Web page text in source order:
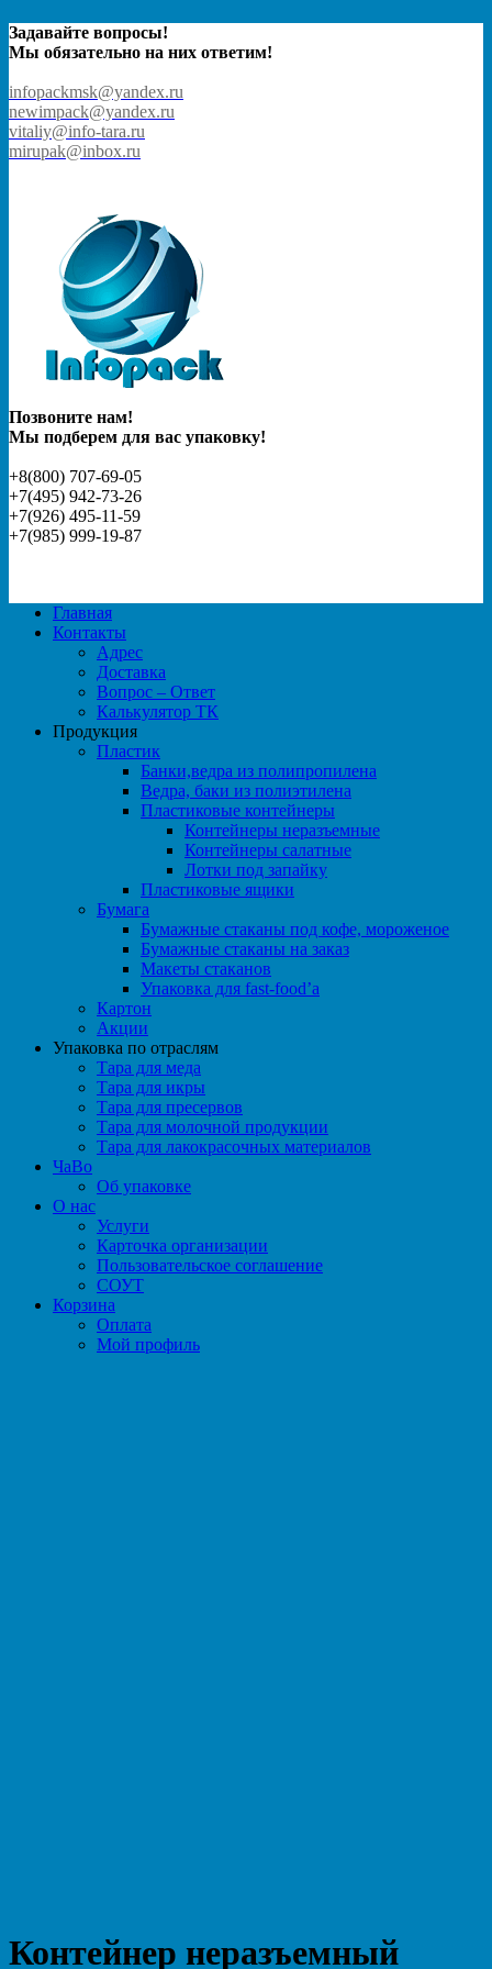
Задавайте вопросы!
Мы обязательно на них ответим!
infopackmsk@yandex.ru
newimpack@yandex.ru
vitaliy@info-tara.ru
mirupak@inbox.ru
Позвоните нам!
Мы подберем для вас упаковку!
+8(800) 707-69-05
+7(495) 942-73-26
+7(926) 495-11-59
+7(985) 999-19-87
Главная
Контакты
Адрес
Доставка
Вопрос – Ответ
Калькулятор ТК
Продукция
Пластик
Банки,ведра из полипропилена
Ведра, баки из полиэтилена
Пластиковые контейнеры
Контейнеры неразъемные
Контейнеры салатные
Лотки под запайку
Пластиковые ящики
Бумага
Бумажные стаканы под кофе, мороженое
Бумажные стаканы на заказ
Макеты стаканов
Упаковка для fast-food’а
Картон
Акции
Упаковка по отраслям
Тара для меда
Тара для икры
Тара для пресервов
Тара для молочной продукции
Тара для лакокрасочных материалов
ЧаВо
Об упаковке
О нас
Услуги
Карточка организации
Пользовательское соглашение
СОУТ
Корзина
Оплата
Мой профиль
Контейнер неразъемный